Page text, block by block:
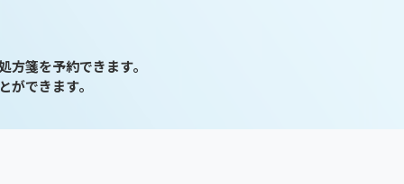
方箋を予約できます。
ができます。